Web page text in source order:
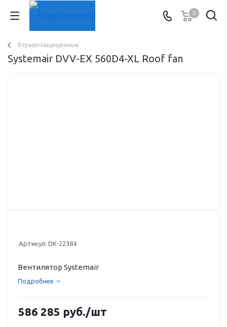
0
Взрывозащищенные
Systemair DVV-EX 560D4-XL Roof fan
Артикул: DK-22384
Вентилятор Systemair
Подробнее
586 285 руб./шт